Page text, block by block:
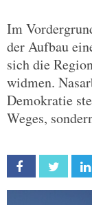
Im
der Aufbau
sich die
widmen.
Demokratie
Weges,
Facebook Twitter